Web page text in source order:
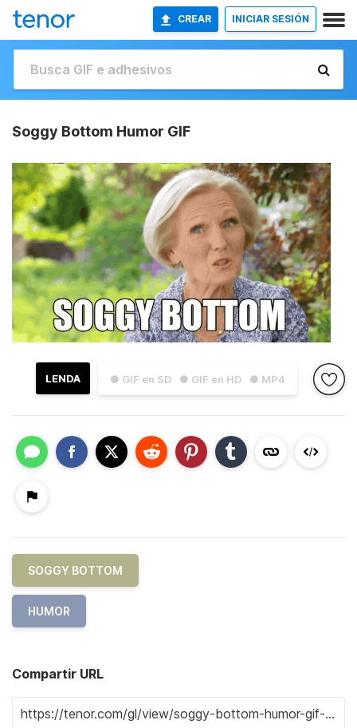
CREAR INICIAR SESIÓN
Soggy Bottom Humor GIF
● GIF en SD ● GIF en HD ● MP4
LENDA
SOGGY BOTTOM
HUMOR
Compartir URL